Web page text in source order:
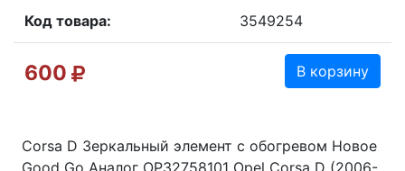
Код товара: 3549254
600 В корзину
Corsa D Зеркальный элемент с обогревом Новое